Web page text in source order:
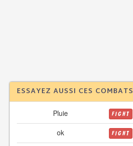
ESSAYEZ AUSSI CES COMBATS
Pluie FIGHT
ok
FIGHT